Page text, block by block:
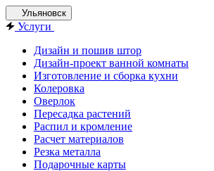
Ульяновск
Услуги
Дизайн и пошив штор
Дизайн-проект ванной комнаты
Изготовление и сборка кухни
Колеровка
Оверлок
Пересадка растений
Распил и кромление
Расчет материалов
Резка металла
Подарочные карты